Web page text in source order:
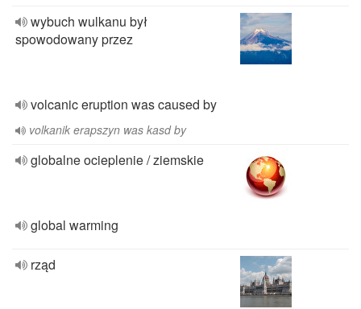
wybuch wulkanu był
spowodowany przez
volcanic eruption was caused by
volkanik erapszyn was kasd by
globalne ocieplenie / ziemskie
global warming
rząd